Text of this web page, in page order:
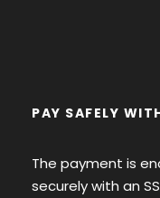
PAY SAFELY
The payment is
securely with an